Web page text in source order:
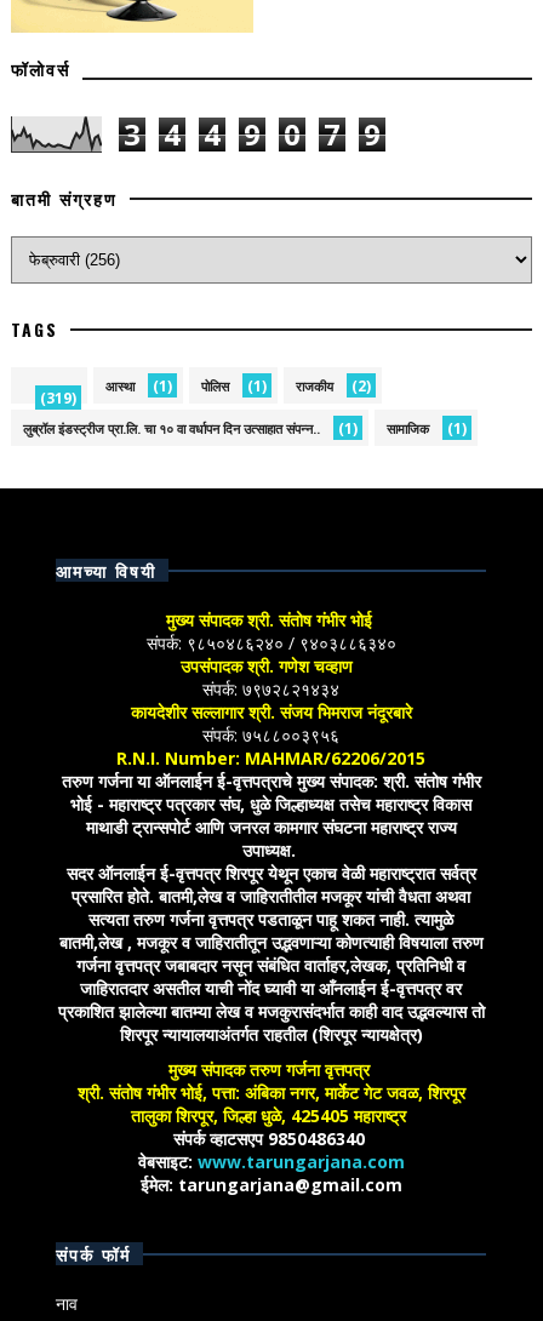
फॉलोवर्स
3 4 4 9 0 7 9
बातमी संग्रहण
TAGS
(319)
आस्था (1) पोलिस (1) राजकीय (2)
लुब्रॉल इंडस्ट्रीज प्रा.लि. चा १० वा वर्धापन दिन उत्साहात संपन्न.. (1) सामाजिक (1)
आमच्या विषयी
मुख्य संपादक श्री. संतोष गंभीर भोई
संपर्क: ९८५०४८६२४० / ९४०३८८६३४०
उपसंपादक श्री. गणेश चव्हाण
संपर्क: ७९७२८२१४३४
कायदेशीर सल्लागार श्री. संजय भिमराज नंदूरबारे
संपर्क: ७५८८००३९५६
R.N.I. Number: MAHMAR/62206/2015
तरुण गर्जना या ऑनलाईन ई-वृत्तपत्राचे मुख्य संपादक: श्री. संतोष गंभीर
भोई - महाराष्ट्र पत्रकार संघ, धुळे जिल्हाध्यक्ष तसेच महाराष्ट्र विकास
माथाडी ट्रान्सपोर्ट आणि जनरल कामगार संघटना महाराष्ट्र राज्य
उपाध्यक्ष.
सदर ऑनलाईन ई-वृत्तपत्र शिरपूर येथून एकाच वेळी महाराष्ट्रात सर्वत्र
प्रसारित होते. बातमी,लेख व जाहिरातीतील मजकूर यांची वैधता अथवा
सत्यता तरुण गर्जना वृत्तपत्र पडताळून पाहू शकत नाही. त्यामुळे
बातमी,लेख , मजकूर व जाहिरातीतून उद्भवणाऱ्या कोणत्याही विषयाला तरुण
गर्जना वृत्तपत्र जबाबदार नसून संबंधित वार्ताहर,लेखक, प्रतिनिधी व
जाहिरातदार असतील याची नोंद घ्यावी या आँनलाईन ई-वृत्तपत्र वर
प्रकाशित झालेल्या बातम्या लेख व मजकुरासंदर्भात काही वाद उद्भवल्यास तो
शिरपूर न्यायालयाअंतर्गत राहतील (शिरपूर न्यायक्षेत्र)
मुख्य संपादक तरुण गर्जना वृत्तपत्र
श्री. संतोष गंभीर भोई, पत्ता: अंबिका नगर, मार्केट गेट जवळ, शिरपूर
तालुका शिरपूर, जिल्हा धुळे, 425405 महाराष्ट्र
संपर्क व्हाटसएप 9850486340
वेबसाइट: www.tarungarjana.com
ईमेल: tarungarjana@gmail.com
संपर्क फॉर्म
नाव